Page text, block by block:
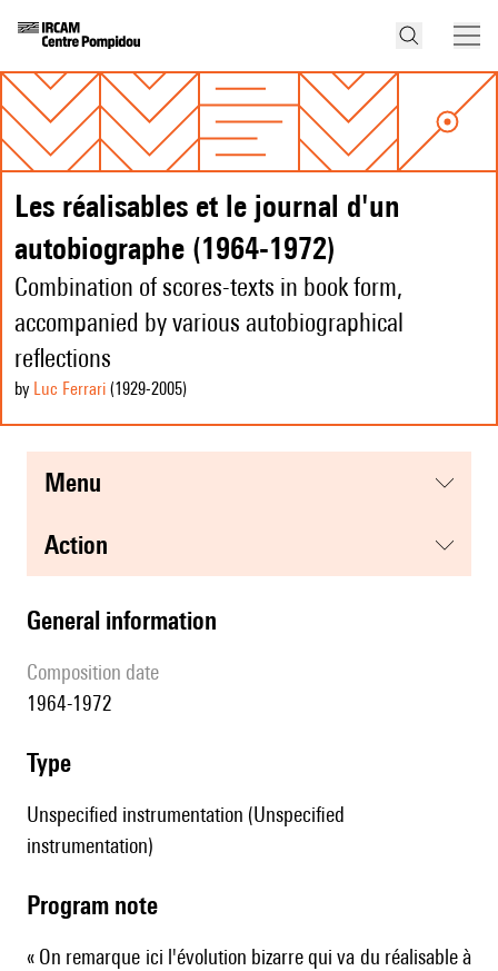
Les réalisables et le journal d'un
autobiographe (1964-1972)
Combination of scores-texts in book form,
accompanied by various autobiographical
reflections
by Luc Ferrari (1929-2005)
menu
action
general information
composition date
1964-1972
type
Unspecified instrumentation (Unspecified
instrumentation)
Program note
« On remarque ici l'évolution bizarre qui va du réalisable à